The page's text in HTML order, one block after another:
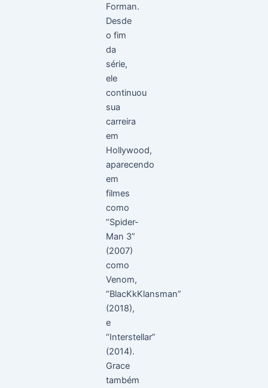
Forman.
Desde
o fim
da
série,
ele
continuou
sua
carreira
em
Hollywood,
aparecendo
em
filmes
como
“Spider-
Man 3”
(2007)
como
Venom,
“BlacKkKlansman”
(2018),
e
“Interstellar”
(2014).
Grace
também